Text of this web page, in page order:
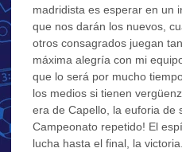
madridista es esperar en un
que nos darán los nuevos,
otros consagrados juegan
máxima alegría con mi
que lo será por mucho
los medios si tienen
era de Capello, la euforia de
Campeonato repetido! El
lucha hasta el final, la